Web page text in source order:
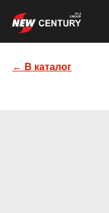
← В каталог